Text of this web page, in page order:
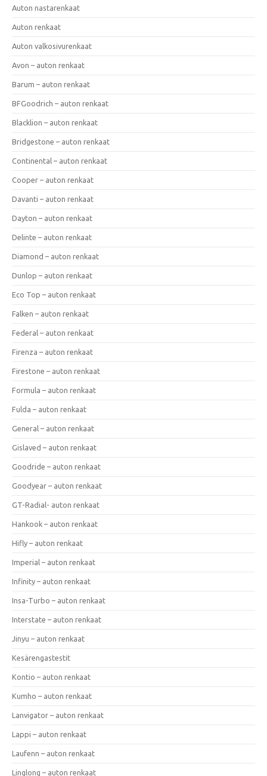
Auton nastarenkaat
Auton renkaat
Auton valkosivurenkaat
Avon – auton renkaat
Barum – auton renkaat
BFGoodrich – auton renkaat
Blacklion – auton renkaat
Bridgestone – auton renkaat
Continental – auton renkaat
Cooper – auton renkaat
Davanti – auton renkaat
Dayton – auton renkaat
Delinte – auton renkaat
Diamond – auton renkaat
Dunlop – auton renkaat
Eco Top – auton renkaat
Falken – auton renkaat
Federal – auton renkaat
Firenza – auton renkaat
Firestone – auton renkaat
Formula – auton renkaat
Fulda – auton renkaat
General – auton renkaat
Gislaved – auton renkaat
Goodride – auton renkaat
Goodyear – auton renkaat
GT-Radial- auton renkaat
Hankook – auton renkaat
Hifly – auton renkaat
Imperial – auton renkaat
Infinity – auton renkaat
Insa-Turbo – auton renkaat
Interstate – auton renkaat
Jinyu – auton renkaat
Kesärengastestit
Kontio – auton renkaat
Kumho – auton renkaat
Lanvigator – auton renkaat
Lappi – auton renkaat
Laufenn – auton renkaat
Linglong – auton renkaat